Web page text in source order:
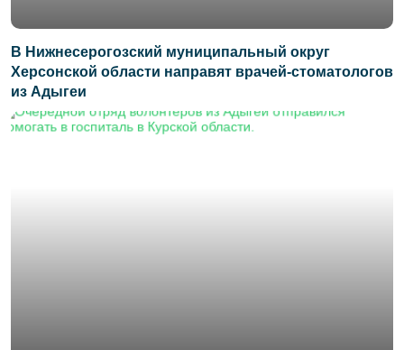
В Нижнесерогозский муниципальный округ
Херсонской области направят врачей-стоматологов
из Адыгеи